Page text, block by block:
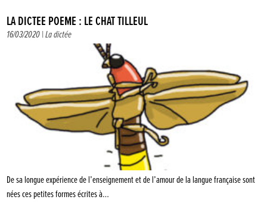
LA DICTÉE POÈME : LE CHAT TILLEUL
16/03/2020 |La dictée
De sa longue expérience de l’enseignement et de l’amour de la langue française sont
nées ces petites formes écrites à…